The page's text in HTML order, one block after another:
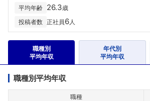
平均年齢 26.3歳
投稿者数 正社員6人
職種別
平均年収
年代別
平均年収
職種別平均年収
職種